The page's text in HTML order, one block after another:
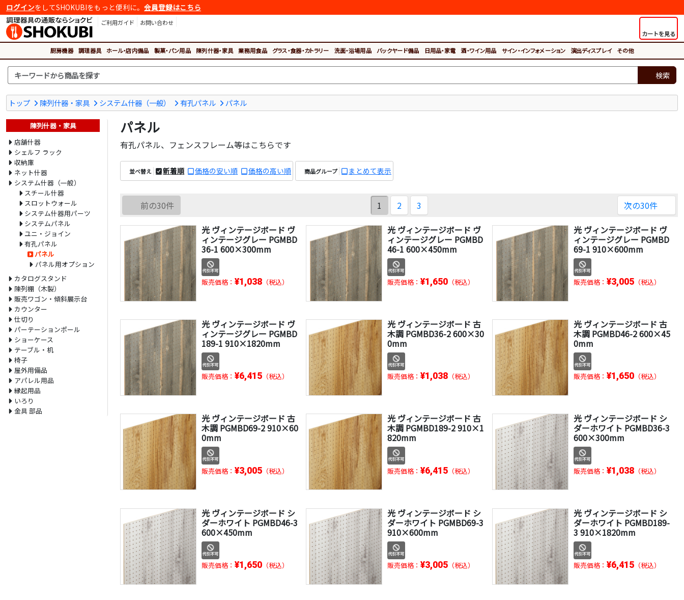
ログインをしてSHOKUBIをもっと便利に。 会員登録はこちら
ご利用ガイド
お問い合わせ
カートを見る
厨房機器 調理器具 ホール・店内備品 製菓・パン用品 陳列什器・家具 業務用食品 グラス・食器・カトラリー 洗面・浴場用品 バックヤード備品 日用品・家電 酒・ワイン用品 サイン・インフォメーション 演出ディスプレイ その他
検索
トップ 陳列什器・家具 システム什器（一般） 有孔パネル パネル
パネル
有孔パネル、フェンスフレーム等はこちらです
並べ替え 新着順 価格の安い順 価格の高い順 商品グループ まとめて表示
前の30件 1 2 3
次の30件
光 ヴィンテージボード ヴ
ィンテージグレー PGMBD
36-1 600×300mm
販売価格： ¥1,038 （税込）
光 ヴィンテージボード ヴ
ィンテージグレー PGMBD
46-1 600×450mm
販売価格：¥1,650 （税込）
光 ヴィンテージボード ヴ
ィンテージグレー PGMBD
69-1 910×600mm
販売価格： ¥3,005（税込）
光 ヴィンテージボード ヴ
ィンテージグレー PGMBD
189-1 910×1820mm
販売価格： ¥6,415 （税込）
光 ヴィンテージボード 古
木調 PGMBD36-2 600×30
0mm
販売価格：¥1,038 （税込）
光 ヴィンテージボード 古
木調 PGMBD46-2 600×45
0mm
販売価格： ¥1,650（税込）
光 ヴィンテージボード 古
木調 PGMBD69-2 910×60
0mm
販売価格： ¥3,005 （税込）
光 ヴィンテージボード 古
木調 PGMBD189-2 910×1
820mm
販売価格：¥6,415 （税込）
光 ヴィンテージボード シ
ダーホワイト PGMBD36-3
600×300mm
販売価格： ¥1,038（税込）
光 ヴィンテージボード シ
ダーホワイト PGMBD46-3
600×450mm
販売価格： ¥1,650 （税込）
光 ヴィンテージボード シ
ダーホワイト PGMBD69-3
910×600mm
販売価格：¥3,005 （税込）
光 ヴィンテージボード シ
ダーホワイト PGMBD189-
3 910×1820mm
販売価格： ¥6,415（税込）
陳列什器・家具
店舗什器
シェルフ ラック
収納庫
ネット什器
システム什器（一般）
スチール什器
スロットウォール
システム什器用パーツ
システムパネル
ユニ・ジョイン
有孔パネル
パネル
パネル用オプション
カタログスタンド
陳列棚（木製）
販売ワゴン・傾斜展示台
カウンター
仕切り
パーテーションポール
ショーケース
テーブル・机
椅子
屋外用備品
アパレル用品
縁起用品
いろり
金具 部品